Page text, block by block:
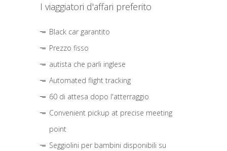
I viaggiatori d'affari preferito
Black car garantito
Prezzo fisso
autista che parli inglese
Automated flight tracking
60 di attesa dopo l'atterraggio
Convenient pickup at precise meeting
point
Seggiolini per bambini disponibili su